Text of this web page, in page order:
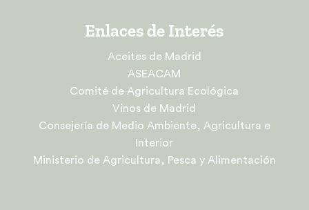
Enlaces de Interés
Aceites de Madrid
ASEACAM
Comité de Agricultura Ecológica
Vinos de Madrid
Consejería de Medio Ambiente, Agricultura e
Interior
Ministerio de Agricultura, Pesca y Alimentación